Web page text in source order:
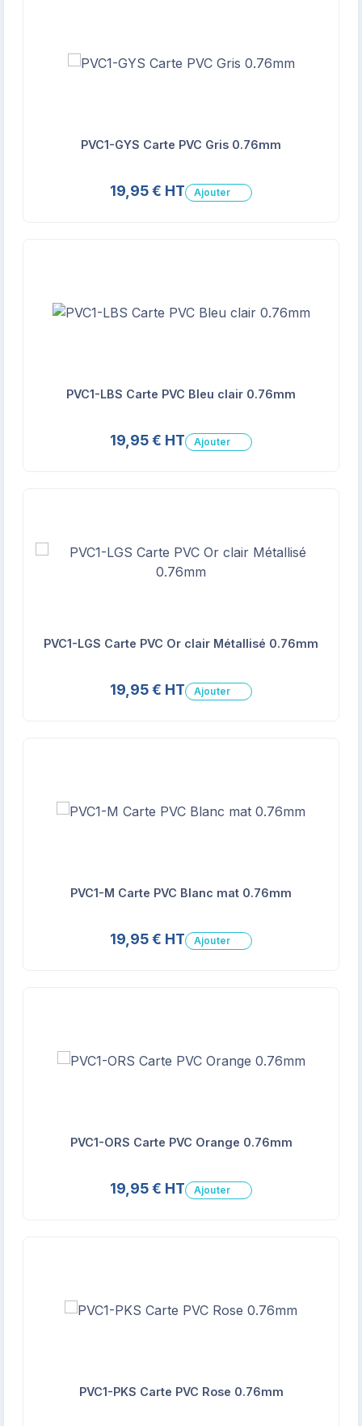
PVC1-GYS Carte PVC Gris 0.76mm
19,95 € HT Ajouter
PVC1-LBS Carte PVC Bleu clair 0.76mm
19,95 € HT Ajouter
PVC1-LGS Carte PVC Or clair Métallisé 0.76mm
19,95 € HT Ajouter
PVC1-M Carte PVC Blanc mat 0.76mm
19,95 € HT Ajouter
PVC1-ORS Carte PVC Orange 0.76mm
19,95 € HT Ajouter
PVC1-PKS Carte PVC Rose 0.76mm